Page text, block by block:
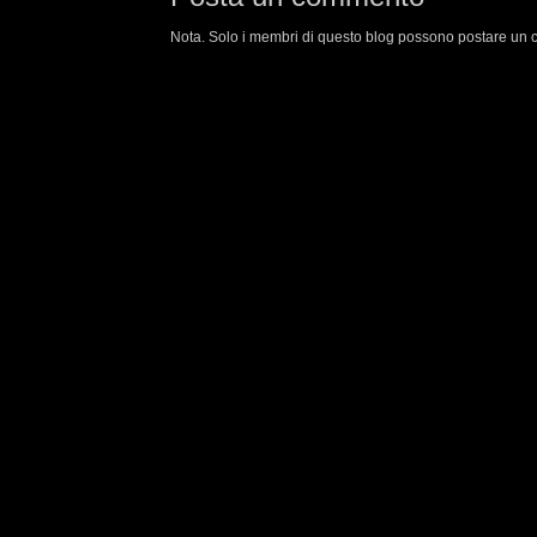
Nota. Solo i membri di questo blog possono postare un